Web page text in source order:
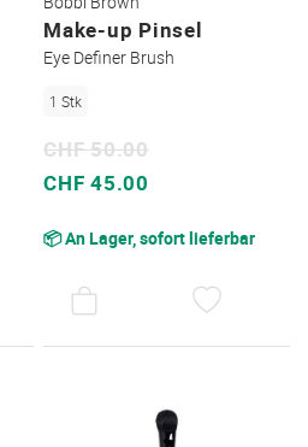
Make-up Pinsel
Eye Definer Brush
1 Stk
Sonderpreis
CHF 45.00
CHF 50.00
📦 An Lager, sofort lieferbar